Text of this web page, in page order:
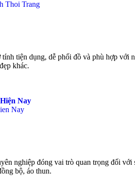
tiện dụng, dễ phối đồ và phù hợp
khác.
Nay
nghiệp đóng vai trò quan trọng đối
bộ, áo thun.